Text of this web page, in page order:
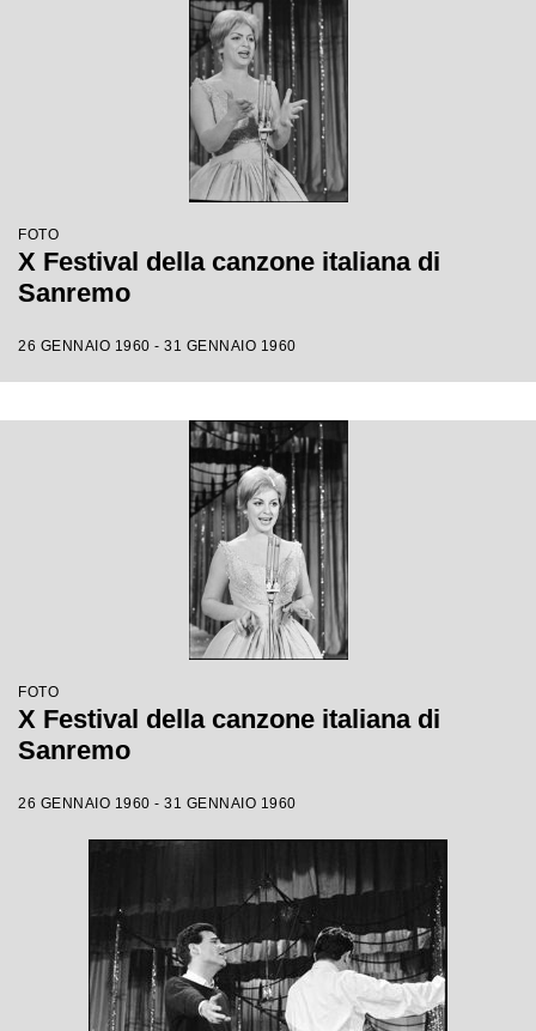
FOTO
X Festival della canzone italiana di
Sanremo
26 GENNAIO 1960 - 31 GENNAIO 1960
FOTO
X Festival della canzone italiana di
Sanremo
26 GENNAIO 1960 - 31 GENNAIO 1960